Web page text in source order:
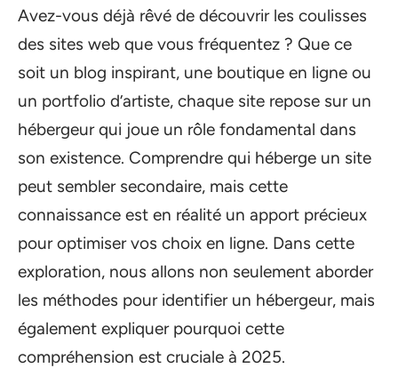
Avez-vous déjà rêvé de découvrir les coulisses
des sites web que vous fréquentez ? Que ce
soit un blog inspirant, une boutique en ligne ou
un portfolio d’artiste, chaque site repose sur un
hébergeur qui joue un rôle fondamental dans
son existence. Comprendre qui héberge un site
peut sembler secondaire, mais cette
connaissance est en réalité un apport précieux
pour optimiser vos choix en ligne. Dans cette
exploration, nous allons non seulement aborder
les méthodes pour identifier un hébergeur, mais
également expliquer pourquoi cette
compréhension est cruciale à 2025.